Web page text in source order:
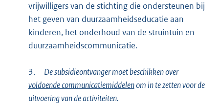
vrijwilligers van de stichting die ondersteunen bij
het geven van duurzaamheidseducatie aan
kinderen, het onderhoud van de struintuin en
duurzaamheidscommunicatie.
3.
De subsidieontvanger moet beschikken over
voldoende communicatiemiddelenom in te zetten voor de
uitvoering van de activiteiten.